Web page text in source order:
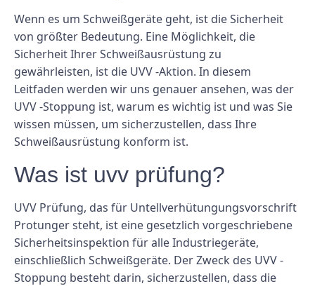
Wenn es um Schweißgeräte geht, ist die Sicherheit
von größter Bedeutung. Eine Möglichkeit, die
Sicherheit Ihrer Schweißausrüstung zu
gewährleisten, ist die UVV -Aktion. In diesem
Leitfaden werden wir uns genauer ansehen, was der
UVV -Stoppung ist, warum es wichtig ist und was Sie
wissen müssen, um sicherzustellen, dass Ihre
Schweißausrüstung konform ist.
Was ist uvv prüfung?
UVV Prüfung, das für Untellverhütungungsvorschrift
Protunger steht, ist eine gesetzlich vorgeschriebene
Sicherheitsinspektion für alle Industriegeräte,
einschließlich Schweißgeräte. Der Zweck des UVV -
Stoppung besteht darin, sicherzustellen, dass die